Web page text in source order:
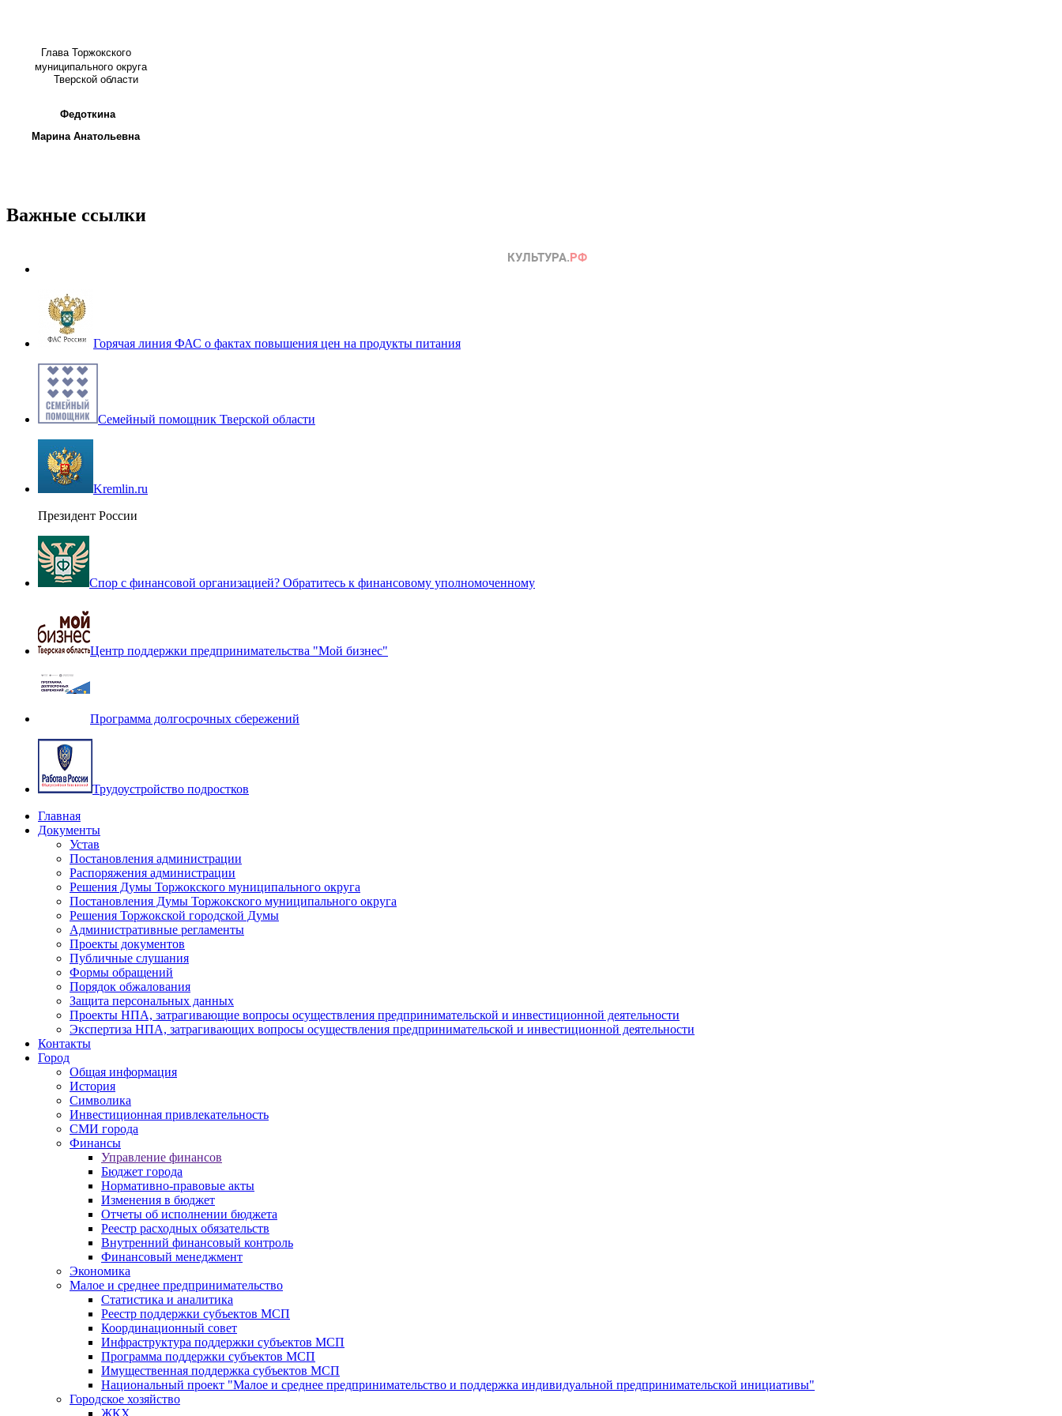
Глава Торжокского
муниципального округа
Тверской области
Федоткина
Марина Анатольевна
Важные ссылки
Горячая линия ФАС о фактах повышения цен на продукты питания
Семейный помощник Тверской области
Kremlin.ru
Президент России
Спор с финансовой организацией? Обратитесь к финансовому уполномоченному
Центр поддержки предпринимательства "Мой бизнес"
Программа долгосрочных сбережений
Трудоустройство подростков
Главная
Документы
Устав
Постановления администрации
Распоряжения администрации
Решения Думы Торжокского муниципального округа
Постановления Думы Торжокского муниципального округа
Решения Торжокской городской Думы
Административные регламенты
Проекты документов
Публичные слушания
Формы обращений
Порядок обжалования
Защита персональных данных
Проекты НПА, затрагивающие вопросы осуществления предпринимательской и инвестиционной деятельности
Экспертиза НПА, затрагивающих вопросы осуществления предпринимательской и инвестиционной деятельности
Контакты
Город
Общая информация
История
Символика
Инвестиционная привлекательность
СМИ города
Финансы
Управление финансов
Бюджет города
Нормативно-правовые акты
Изменения в бюджет
Отчеты об исполнении бюджета
Реестр расходных обязательств
Внутренний финансовый контроль
Финансовый менеджмент
Экономика
Малое и среднее предпринимательство
Статистика и аналитика
Реестр поддержки субъектов МСП
Координационный совет
Инфраструктура поддержки субъектов МСП
Программа поддержки субъектов МСП
Имущественная поддержка субъектов МСП
Национальный проект "Малое и среднее предпринимательство и поддержка индивидуальной предпринимательской инициативы"
Городское хозяйство